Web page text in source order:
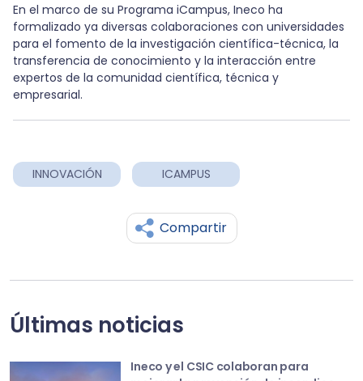
En el marco de su Programa iCampus, Ineco ha
formalizado ya diversas colaboraciones con universidades
para el fomento de la investigación científica-técnica, la
transferencia de conocimiento y la interacción entre
expertos de la comunidad científica, técnica y
empresarial.
INNOVACIÓN ICAMPUS
Compartir
Últimas noticias
Ineco y el CSIC colaboran para